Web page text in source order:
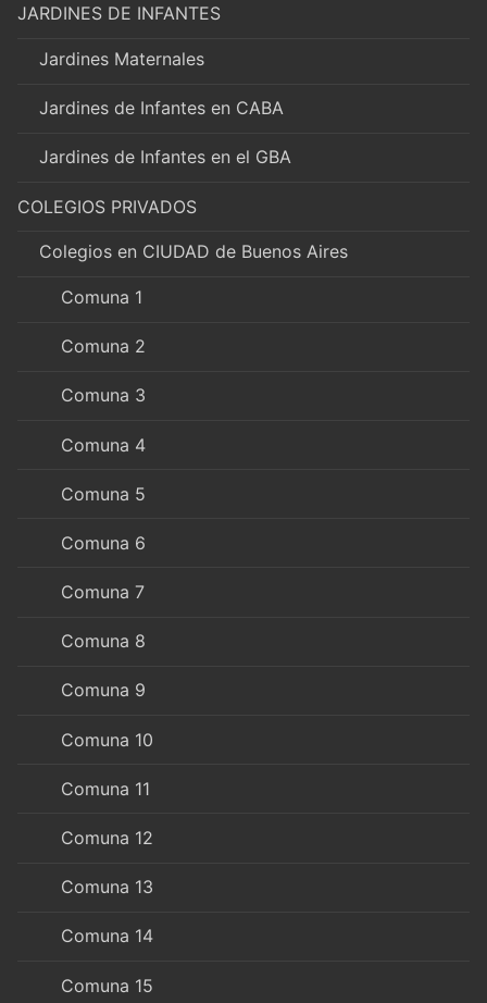
JARDINES DE INFANTES
Jardines Maternales
Jardines de Infantes en CABA
Jardines de Infantes en el GBA
COLEGIOS PRIVADOS
Colegios en CIUDAD de Buenos Aires
Comuna 1
Comuna 2
Comuna 3
Comuna 4
Comuna 5
Comuna 6
Comuna 7
Comuna 8
Comuna 9
Comuna 10
Comuna 11
Comuna 12
Comuna 13
Comuna 14
Comuna 15